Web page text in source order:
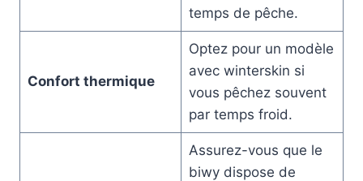
temps de pêche.
Confort thermique
Optez pour un modèle
avec winterskin si
vous pêchez souvent
par temps froid.
Assurez-vous que le
biwy dispose de